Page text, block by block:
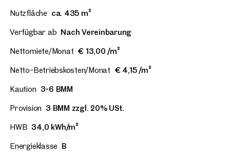
Nutzfläche ca. 435 m²
Verfügbar ab Nach Vereinbarung
Nettomiete/Monat € 13,00 /m²
Netto-Betriebskosten/Monat € 4,15 /m²
Kaution 3-6 BMM
Provision 3 BMM zzgl. 20% USt.
HWB 34,0 kWh/m²
Energieklasse B